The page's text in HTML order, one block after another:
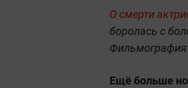
О смерти
боролась с
Фильмография
Ещё больше